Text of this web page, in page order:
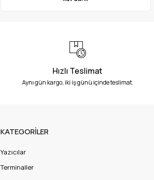
Hızlı Teslimat
Aynı gün kargo, iki iş günü içinde teslimat.
KATEGORİLER
Yazıcılar
Terminaller